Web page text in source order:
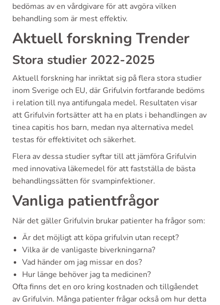
bedömas av en vårdgivare för att avgöra vilken
behandling som är mest effektiv.
Aktuell forskning Trender
Stora studier 2022-2025
Aktuell forskning har inriktat sig på flera stora studier
inom Sverige och EU, där Grifulvin fortfarande bedöms
i relation till nya antifungala medel. Resultaten visar
att Grifulvin fortsätter att ha en plats i behandlingen av
tinea capitis hos barn, medan nya alternativa medel
testas för effektivitet och säkerhet.
Flera av dessa studier syftar till att jämföra Grifulvin
med innovativa läkemedel för att fastställa de bästa
behandlingssätten för svampinfektioner.
Vanliga patientfrågor
När det gäller Grifulvin brukar patienter ha frågor som:
Är det möjligt att köpa grifulvin utan recept?
Vilka är de vanligaste biverkningarna?
Vad händer om jag missar en dos?
Hur länge behöver jag ta medicinen?
Ofta finns det en oro kring kostnaden och tillgåendet
av Grifulvin. Många patienter frågar också om hur detta